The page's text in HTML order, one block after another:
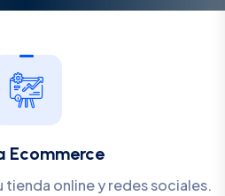
Ecommerce
online y redes sociales.